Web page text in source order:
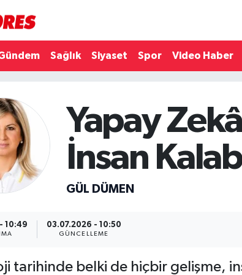
Sağlık Siyaset Spor Video Haber
Yapay
İnsan
GÜL DÜMEN
10:49 03.07.2026 - 10:50
GÜNCELLEME
tarihinde belki de hiçbir gelişme,